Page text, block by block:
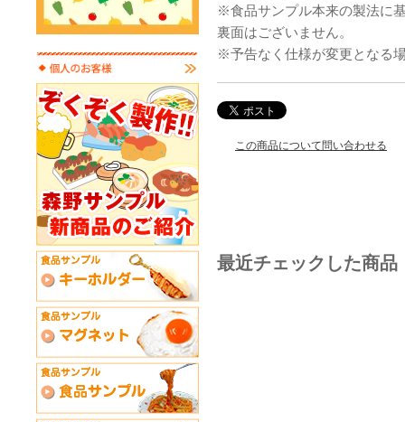
※食品サンプル本来の製法に
裏面はございません。
※予告なく仕様が変更となる
この商品について問い合わせる
最近チェックした商品